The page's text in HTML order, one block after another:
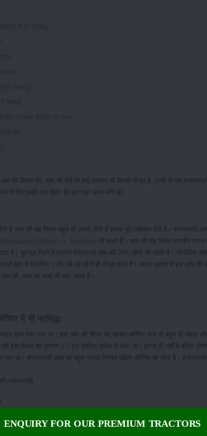
में भी प्रसिद्ध:
समय:
जलवायु:
सिचाई:
उपयुक्त मिट्टी का चयन:
टैग :
की किस्म की, आमकी वैसे तो कई प्रकार की किस्में मौजूद है, उनमें से एक
के लिए हमारे इस पोस्ट के अंत तक जरूर बने रहे।
हैं आम की यह किस्म बहुत ही अच्छी होती है इसके गूदे गच्छेदार होते हैं। बंगानापल्ले
Banganapalle Mango or Benishan ) भी कहते हैं। आम की यह किस्म भारतीय
जाता है। कुरनूल जिले में लगभग बंगानपल्ले आम की 70% खेती की जाती है। भौगोलिक
आम मे विटामिन ए और सी यह दोनों ही मौजूद होता है। आंध्र प्रदेश में इस आम की
को, आम का राजा भी कहा जाता है।
भारत द्वारा भेजा गया था। इस आम की किस्म को खाकर कोरिया वाले भी बहुत ही ज्यादा
किस्म को लगभग 2.5 टन कोरिया दक्षिण में भेजा था। इतना ही नहीं है बल्कि
था। बंगानापल्ले आमो का बहुत ज्यादा निर्यात दक्षिण कोरिया को होता है।
(अलफांसो)
है। जो लगभग 51 देशों में भारत द्वारा एक्सपोर्ट किया जाता है। बंगानापल्ले आम का
बना रहता है।
ENQUIRY FOR OUR PREMIUM TRACTORS